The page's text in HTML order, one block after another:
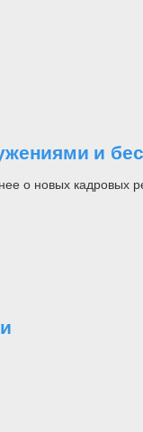
и
о новых кадровых